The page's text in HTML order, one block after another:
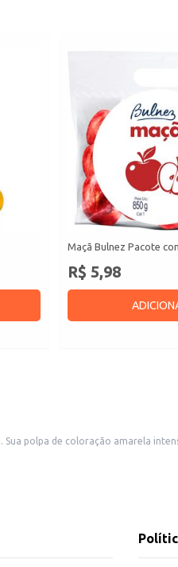
Maçã Bulnez Pacote
R$ 5,98
polpa de coloração amarela